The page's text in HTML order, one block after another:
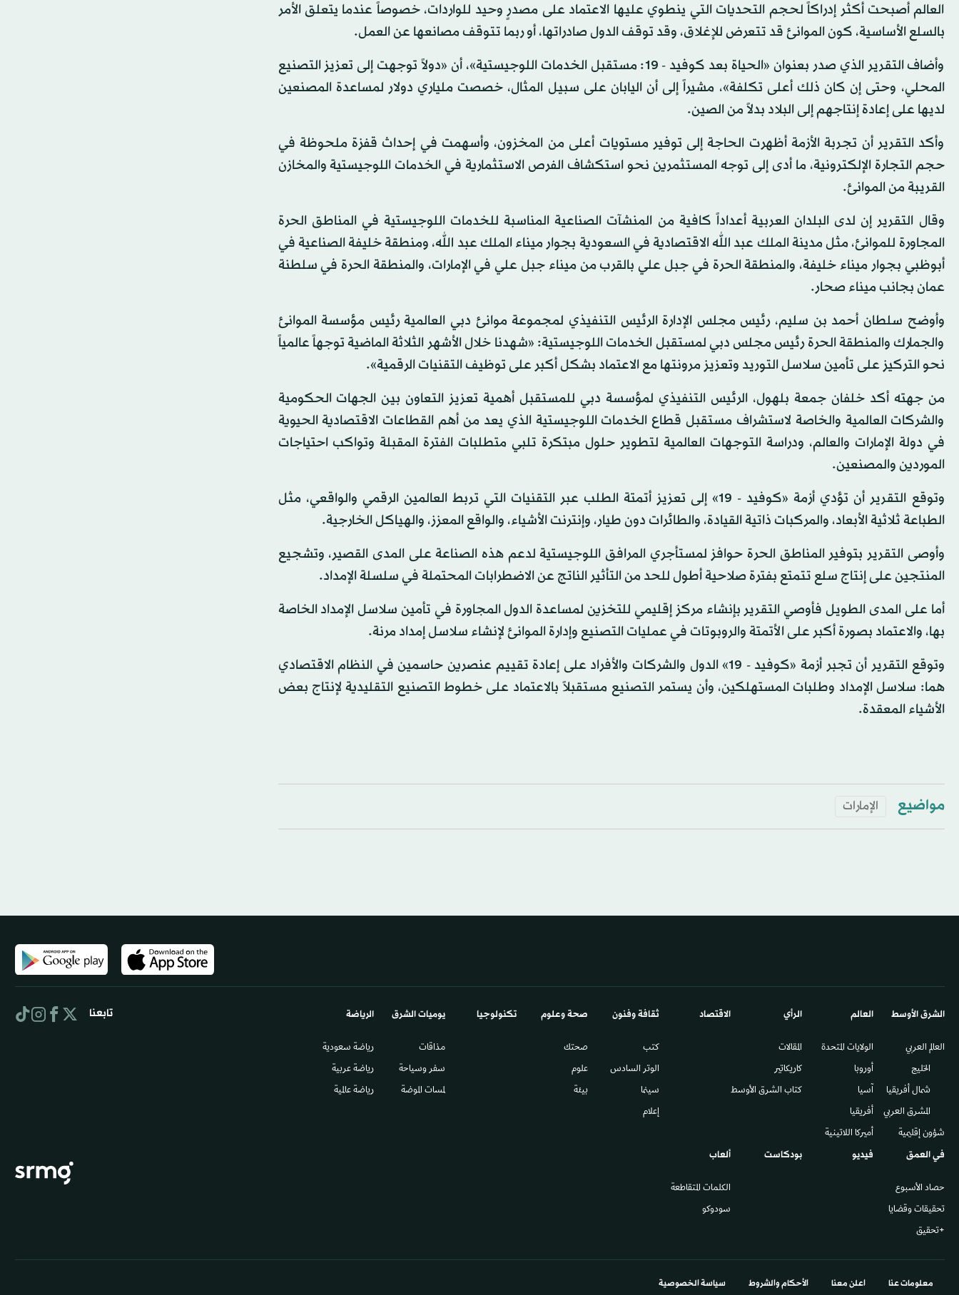
العالم أصبحت أكثر إدراكاً لحجم التحديات التي ينطوي عليها الاعتماد على مصدرٍ وحيد للواردات، خصوصاً عندما يتعلق الأمر
بالسلع الأساسية، كون الموانئ قد تتعرض للإغلاق، وقد توقف الدول صادراتها، أو ربما تتوقف مصانعها عن العمل.
وأضاف التقرير الذي صدر بعنوان «الحياة بعد كوفيد - 19: مستقبل الخدمات اللوجيستية»، أن «دولاً توجهت إلى تعزيز التصنيع
المحلي، وحتى إن كان ذلك أعلى تكلفة»، مشيراً إلى أن اليابان على سبيل المثال، خصصت ملياري دولار لمساعدة المصنعين
لديها على إعادة إنتاجهم إلى البلاد بدلاً من الصين.
وأكد التقرير أن تجربة الأزمة أظهرت الحاجة إلى توفير مستويات أعلى من المخزون، وأسهمت في إحداث قفزة ملحوظة في
حجم التجارة الإلكترونية، ما أدى إلى توجه المستثمرين نحو استكشاف الفرص الاستثمارية في الخدمات اللوجيستية والمخازن
القريبة من الموانئ.
وقال التقرير إن لدى البلدان العربية أعداداً كافية من المنشآت الصناعية المناسبة للخدمات اللوجيستية في المناطق الحرة
المجاورة للموانئ، مثل مدينة الملك عبد الله الاقتصادية في السعودية بجوار ميناء الملك عبد الله، ومنطقة خليفة الصناعية في
أبوظبي بجوار ميناء خليفة، والمنطقة الحرة في جبل علي بالقرب من ميناء جبل علي في الإمارات، والمنطقة الحرة في سلطنة
عمان بجانب ميناء صحار.
وأوضح سلطان أحمد بن سليم، رئيس مجلس الإدارة الرئيس التنفيذي لمجموعة موانئ دبي العالمية رئيس مؤسسة الموانئ
والجمارك والمنطقة الحرة رئيس مجلس دبي لمستقبل الخدمات اللوجيستية: «شهدنا خلال الأشهر الثلاثة الماضية توجهاً عالمياً
نحو التركيز على تأمين سلاسل التوريد وتعزيز مرونتها مع الاعتماد بشكل أكبر على توظيف التقنيات الرقمية».
من جهته أكد خلفان جمعة بلهول، الرئيس التنفيذي لمؤسسة دبي للمستقبل أهمية تعزيز التعاون بين الجهات الحكومية
والشركات العالمية والخاصة لاستشراف مستقبل قطاع الخدمات اللوجيستية الذي يعد من أهم القطاعات الاقتصادية الحيوية
في دولة الإمارات والعالم، ودراسة التوجهات العالمية لتطوير حلول مبتكرة تلبي متطلبات الفترة المقبلة وتواكب احتياجات
الموردين والمصنعين.
وتوقع التقرير أن تؤدي أزمة «كوفيد - 19» إلى تعزيز أتمتة الطلب عبر التقنيات التي تربط العالمين الرقمي والواقعي، مثل
الطباعة ثلاثية الأبعاد، والمركبات ذاتية القيادة، والطائرات دون طيار، وإنترنت الأشياء، والواقع المعزز، والهياكل الخارجية.
وأوصى التقرير بتوفير المناطق الحرة حوافز لمستأجري المرافق اللوجيستية لدعم هذه الصناعة على المدى القصير، وتشجيع
المنتجين على إنتاج سلع تتمتع بفترة صلاحية أطول للحد من التأثير الناتج عن الاضطرابات المحتملة في سلسلة الإمداد.
أما على المدى الطويل فأوصي التقرير بإنشاء مركز إقليمي للتخزين لمساعدة الدول المجاورة في تأمين سلاسل الإمداد الخاصة
بها، والاعتماد بصورة أكبر على الأتمتة والروبوتات في عمليات التصنيع وإدارة الموانئ لإنشاء سلاسل إمداد مرنة.
وتوقع التقرير أن تجبر أزمة «كوفيد - 19» الدول والشركات والأفراد على إعادة تقييم عنصرين حاسمين في النظام الاقتصادي
هما: سلاسل الإمداد وطلبات المستهلكين، وأن يستمر التصنيع مستقبلاً بالاعتماد على خطوط التصنيع التقليدية لإنتاج بعض
الأشياء المعقدة.
مواضيع الإمارات
الشرق الأوسط​
العالم العربي
الخليج
شمال أفريقيا
المشرق العربي
شؤون إقليمية
العالم
الولايات المتحدة
أوروبا
آسيا
أفريقيا
أميركا اللاتينية
الرأي
المقالات
كاريكاتير
كتاب الشرق الأوسط
الاقتصاد ثقافة وفنون
كتب
الوتر السادس​
سينما
إعلام
صحة وعلوم
صحتك
علوم
بيئة
تكنولوجيا يوميات الشرق​
مذاقات
سفر وسياحة
لمسات الموضة
الرياضة
رياضة سعودية
رياضة عربية
رياضة عالمية
في العمق
حصاد الأسبوع
تحقيقات وقضايا
+تحقيق
فيديو بودكاست ألعاب
الكلمات المتقاطعة
سودوكو
تابعنا
معلومات عنا اعلن معنا الأحكام والشروط سياسة الخصوصية